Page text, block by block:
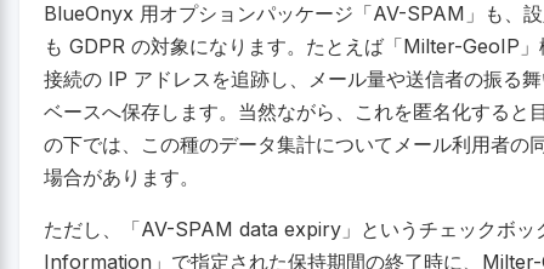
BlueOnyx 用オプションパッケージ「AV-SPAM」も、
も GDPR の対象になります。たとえば「Milter-GeoIP
接続の IP アドレスを追跡し、メール量や送信者の振る
ベースへ保存します。当然ながら、これを匿名化すると
の下では、この種のデータ集計についてメール利用者の
場合があります。
ただし、「AV-SPAM data expiry」というチェックボ
Information」で指定された保持期間の終了時に、